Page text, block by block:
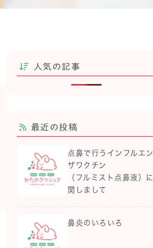
人気の記事
最近の投稿
点鼻で行うインフルエン
ザワクチン
（フルミスト点鼻液）に
関しまして
鼻炎のいろいろ